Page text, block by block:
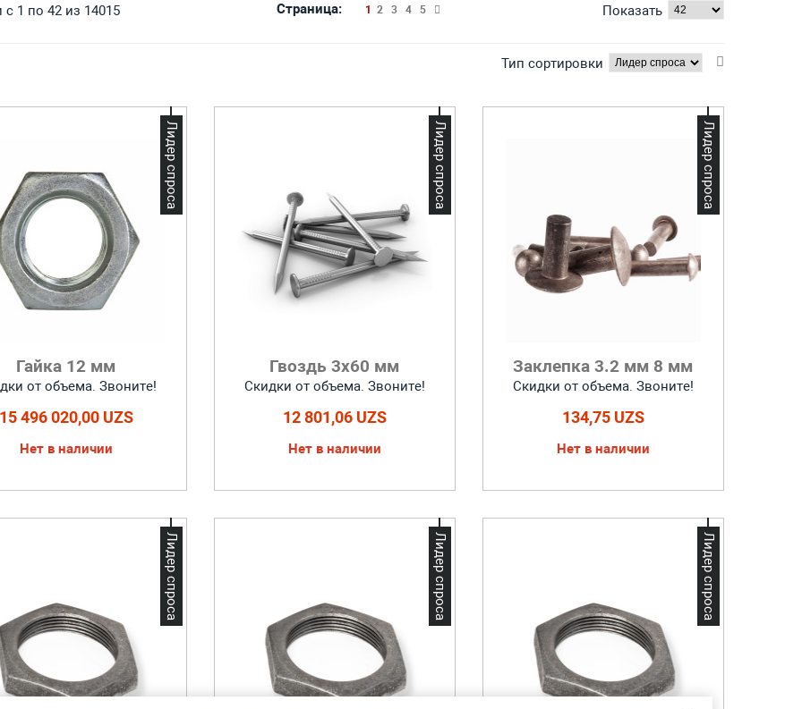
1 по 42 из 14015 Показать
Страница: 1 2 3 4 5
Тип сортировки
Гайка 12 мм
от объема. Звоните!
496 020,00 UZS
Нет в наличии
Лидер спроса
Гвоздь 3х60 мм
Скидки от объема. Звоните!
12 801,06 UZS
Нет в наличии
Лидер спроса
Заклепка 3.2 мм 8 мм
Скидки от объема. Звоните!
134,75 UZS
Нет в наличии
Лидер спроса
Лидер спроса Лидер спроса Лидер спроса